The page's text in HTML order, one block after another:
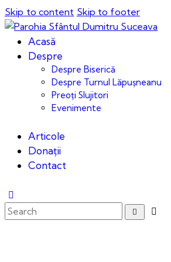
Skip to content Skip to footer
Acasă
Despre
Despre Biserică
Despre Turnul Lăpușneanu
Preoți Slujitori
Evenimente
Articole
Donații
Contact